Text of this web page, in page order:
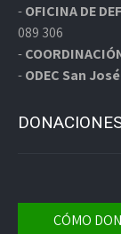
-OFICINA DE
089 306
-
-ODEC San
CÓMO